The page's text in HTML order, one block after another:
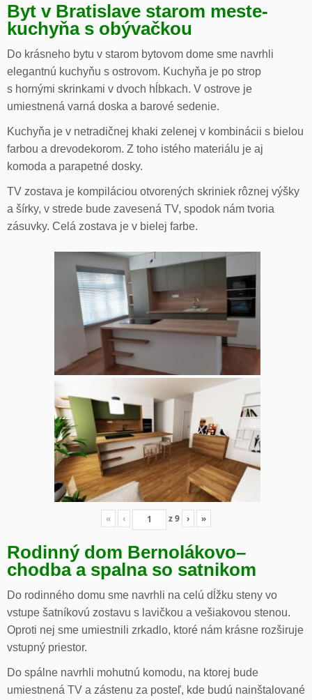
Byt v Bratislave starom meste-
kuchyňa s obývačkou
Do krásneho bytu v starom bytovom dome sme navrhli
elegantnú kuchyňu s ostrovom. Kuchyňa je po strop
s hornými skrinkami v dvoch hĺbkach. V ostrove je
umiestnená varná doska a barové sedenie.
Kuchyňa je v netradičnej khaki zelenej v kombinácii s bielou
farbou a drevodekorom. Z toho istého materiálu je aj
komoda a parapetné dosky.
TV zostava je kompiláciou otvorených skriniek rôznej výšky
a šírky, v strede bude zavesená TV, spodok nám tvoria
zásuvky. Celá zostava je v bielej farbe.
« ‹ z9 › »
Rodinný dom Bernolákovo–
chodba a spalna so satnikom
Do rodinného domu sme navrhli na celú dĺžku steny vo
vstupe šatníkovú zostavu s lavičkou a vešiakovou stenou.
Oproti nej sme umiestnili zrkadlo, ktoré nám krásne rozširuje
vstupný priestor.
Do spálne navrhli mohutnú komodu, na ktorej bude
umiestnená TV a zástenu za posteľ, kde budú nainštalované